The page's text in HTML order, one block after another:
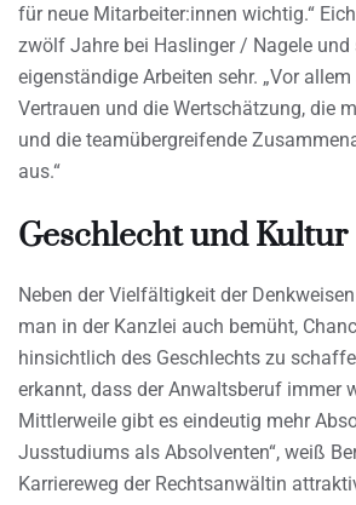
für neue Mitarbeiter:innen wichtig.“
zwölf Jahre bei Haslinger / Nagele
eigenständige Arbeiten sehr. „Vor
Vertrauen und die Wertschätzung, die
und die teamübergreifende
aus.“
Geschlecht und Kultur
Neben der Vielfältigkeit der
man in der Kanzlei auch bemüht,
hinsichtlich des Geschlechts zu
erkannt, dass der Anwaltsberuf immer
Mittlerweile gibt es eindeutig mehr
Jusstudiums als Absolventen“, weiß
Karriereweg der Rechtsanwältin